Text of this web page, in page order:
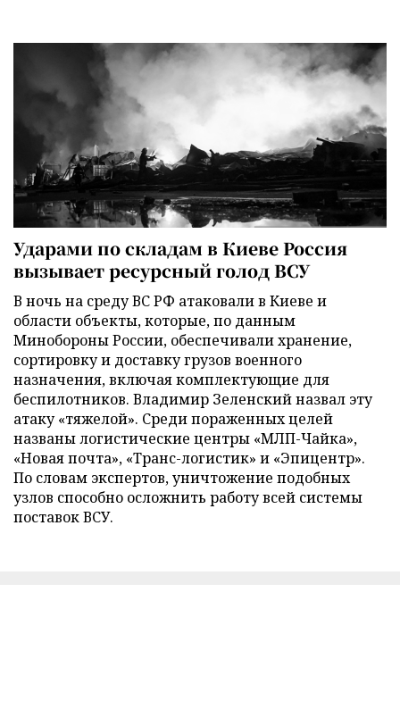
Ударами по складам в Киеве Россия
вызывает ресурсный голод ВСУ
В ночь на среду ВС РФ атаковали в Киеве и
области объекты, которые, по данным
Минобороны России, обеспечивали хранение,
сортировку и доставку грузов военного
назначения, включая комплектующие для
беспилотников. Владимир Зеленский назвал эту
атаку «тяжелой». Среди пораженных целей
названы логистические центры «МЛП-Чайка»,
«Новая почта», «Транс-логистик» и «Эпицентр».
По словам экспертов, уничтожение подобных
узлов способно осложнить работу всей системы
поставок ВСУ.